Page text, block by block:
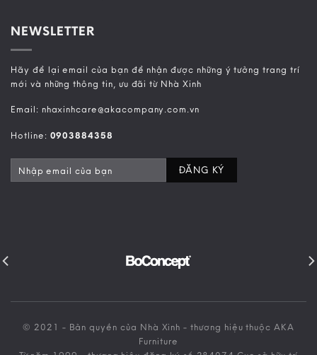
NEWSLETTER
Hãy để lại email của bạn để nhận được những ý tưởng trang trí
mới và những thông tin, ưu đãi từ Nhà Xinh
Email: nhaxinhcare@akacompany.com.vn
Hotline: 0903884358
© 2021 - Bản quyền của Nhà Xinh - thương hiệu thuộc AKA
Furniture